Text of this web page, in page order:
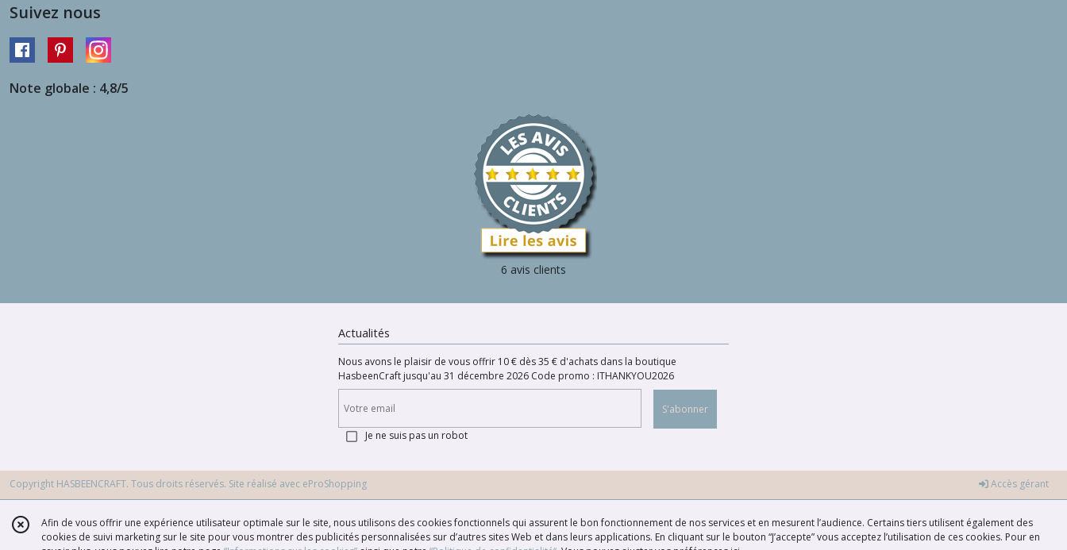
Suivez nous
Note globale : 4,8/5
6 avis clients
Actualités
Nous avons le plaisir de vous offrir 10 € dès 35 € d'achats dans la boutique
HasbeenCraft jusqu'au 31 décembre 2026 Code promo : ITHANKYOU2026
S'abonner
Je ne suis pas un robot
Copyright HASBEENCRAFT. Tous droits réservés. Site réalisé avec eProShopping Accès gérant
Afin de vous offrir une expérience utilisateur optimale sur le site, nous utilisons des cookies fonctionnels qui assurent le bon fonctionnement de nos services et en mesurent l’audience. Certains tiers utilisent également des
cookies de suivi marketing sur le site pour vous montrer des publicités personnalisées sur d’autres sites Web et dans leurs applications. En cliquant sur le bouton “J’accepte” vous acceptez l’utilisation de ces cookies. Pour en